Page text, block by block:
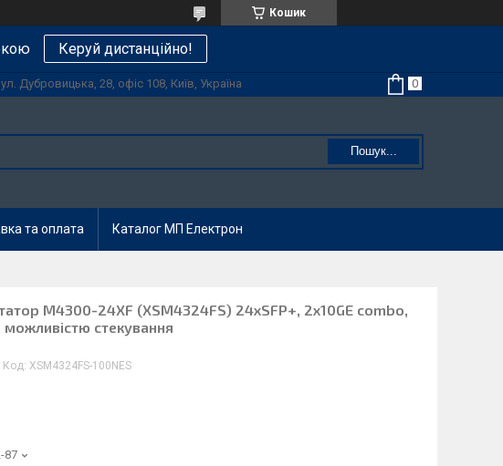
Кошик
Керуй дистанційно!
Дубровицька, 28, офіс 108, Київ, Україна
Пошук...
та оплата Каталог МП Електрон
M4300-24XF (XSM4324FS) 24xSFP+, 2x10GE combo,
стекування
Код: XSM4324FS-100NES
87